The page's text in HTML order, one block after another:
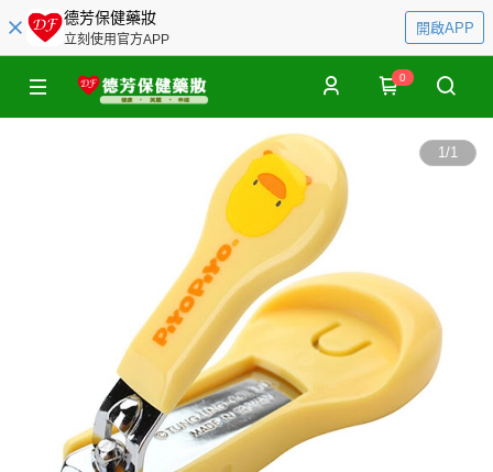
德芳保健藥妝
立刻使用官方APP
開啟APP
0
1/1